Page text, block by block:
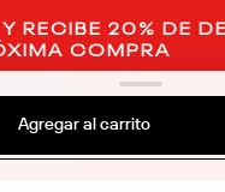
Agregar al carrito
RECIBE 20% DE
COMPRA